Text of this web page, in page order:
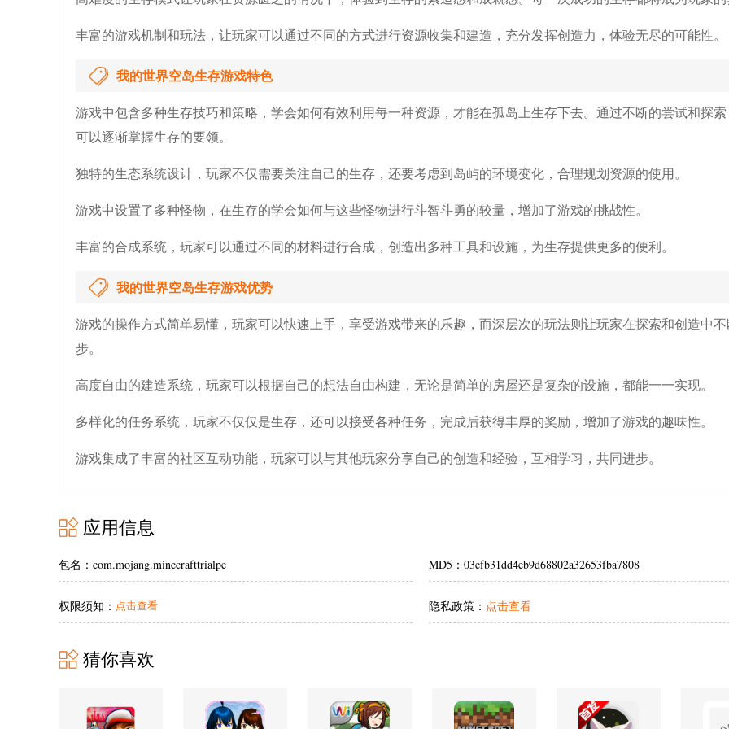
丰富的游戏机制和玩法，让玩家可以通过不同的方式进行资源收集和建造，充分发挥创造力，体验无尽的可能性。
我的世界空岛生存游戏特色
游戏中包含多种生存技巧和策略，学会如何有效利用每一种资源，才能在孤岛上生存下去。通过不断的尝试和探
可以逐渐掌握生存的要领。
独特的生态系统设计，玩家不仅需要关注自己的生存，还要考虑到岛屿的环境变化，合理规划资源的使用。
游戏中设置了多种怪物，在生存的学会如何与这些怪物进行斗智斗勇的较量，增加了游戏的挑战性。
丰富的合成系统，玩家可以通过不同的材料进行合成，创造出多种工具和设施，为生存提供更多的便利。
我的世界空岛生存游戏优势
游戏的操作方式简单易懂，玩家可以快速上手，享受游戏带来的乐趣，而深层次的玩法则让玩家在探索和创造中
步。
高度自由的建造系统，玩家可以根据自己的想法自由构建，无论是简单的房屋还是复杂的设施，都能一一实现。
多样化的任务系统，玩家不仅仅是生存，还可以接受各种任务，完成后获得丰厚的奖励，增加了游戏的趣味性。
游戏集成了丰富的社区互动功能，玩家可以与其他玩家分享自己的创造和经验，互相学习，共同进步。
应用信息
包名：com.mojang.minecrafttrialpe MD5：03efb31dd4eb9d68802a32653fba7808
权限须知： 点击查看 隐私政策： 点击查看
猜你喜欢